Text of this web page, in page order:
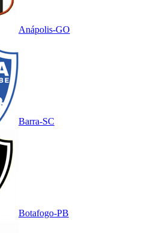
Anápolis-GO
Barra-SC
Botafogo-PB